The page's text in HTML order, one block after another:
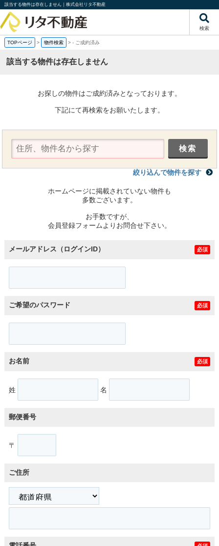
該当する物件は存在しません｜株式会社リタ不動産
検索
TOPページ > 物件検索 >- ご成約済み
該当する物件は存在しません
お探しの物件はご成約済みとなっております。
下記にて再検索をお願いたします。
絞り込んで物件を探す
ホームページに掲載されていない物件も
多数ございます。
お手数ですが、
会員登録フォームよりお問合せ下さい。
メールアドレス（ログインID） 必須
ご希望のパスワード 必須
お名前 必須
姓 名
郵便番号
〒
ご住所